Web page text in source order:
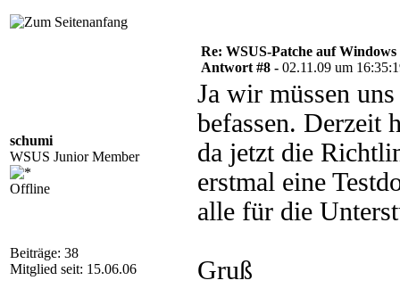
schumi
WSUS Junior Member
Offline
Beiträge: 38
Mitglied seit: 15.06.06
Re: WSUS-Patche auf
Antwort #8 - 02.11.09 um
Ja wir müssen
befassen. Derzeit
da jetzt die
erstmal eine
alle für die
Gruß